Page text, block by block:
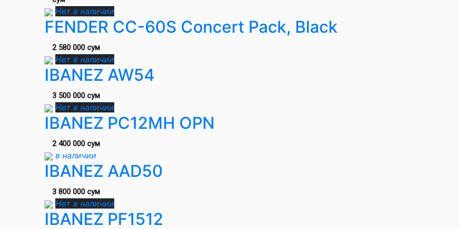
Нет в наличии
FENDER CC-60S Concert Pack, Black
2 580 000 сум
Нет в наличии
IBANEZ AW54
3 500 000 сум
Нет в наличии
IBANEZ PC12MH OPN
2 400 000 сум
в наличии
IBANEZ AAD50
3 800 000 сум
Нет в наличии
IBANEZ PF1512